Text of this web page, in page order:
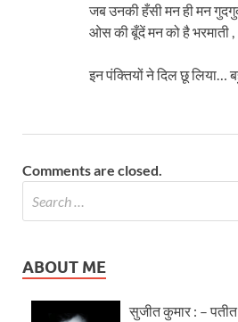
जब उनकी हँसी मन ही मन
ओस की बूँदें मन को है भरमाती ,
इन पंक्तियों ने दिल छू लिया…
Comments are closed.
ABOUT ME
सुजीत कुमार : –